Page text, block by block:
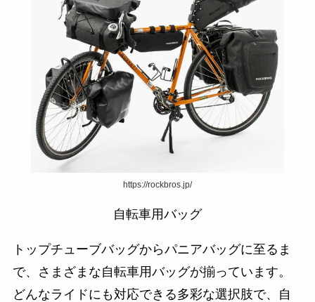
https://rockbros.jp/
自転車用バッグ
トップチューブバッグからパニアバッグに至るま
で、さまざまな自転車用バッグが揃っています。
どんなライドにも対応できる多彩な選択肢で、自